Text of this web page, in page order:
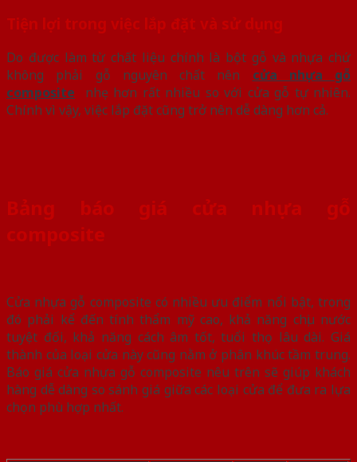
Tiện lợi trong việc lắp đặt và sử dụng
Do được làm từ chất liệu chính là bột gỗ và nhựa chứ
không phải gỗ nguyên chất nên cửa nhựa gỗ
composite nhẹ hơn rất nhiều so với cửa gỗ tự nhiên.
Chính vì vậy, việc lắp đặt cũng trở nên dễ dàng hơn cả.
Bảng báo giá cửa nhựa gỗ
composite
Cửa nhựa gỗ composite có nhiều ưu điểm nổi bật, trong
đó phải kể đến tính thẩm mỹ cao, khả năng chịu nước
tuyệt đối, khả năng cách âm tốt, tuổi thọ lâu dài. Giá
thành của loại cửa này cũng nằm ở phân khúc tầm trung.
Báo giá cửa nhựa gỗ composite nêu trên sẽ giúp khách
hàng dễ dàng so sánh giá giữa các loại cửa để đưa ra lựa
chọn phù hợp nhất.